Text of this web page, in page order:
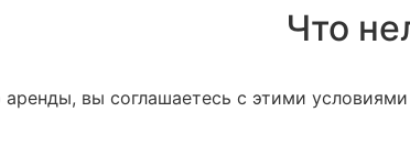
Что
вы соглашаетесь с этими